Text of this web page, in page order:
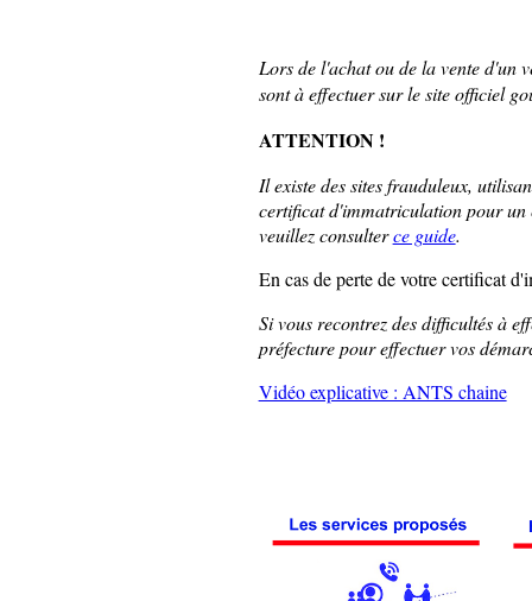
Lors de l'achat ou de la vente d'un
sont à effectuer sur le site officiel
ATTENTION !
Il existe des sites frauduleux,
certificat d'immatriculation pour un
veuillez consulterce guide.
En cas de perte de votre certificat
Si vous recontrez des difficultés à
préfecture pour effectuer vos
Vidéo explicative : ANTS chaine